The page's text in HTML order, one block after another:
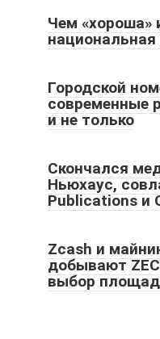
Чем «хороша»
Городской
современные
и не только
Скончался
Ньюхаус,
Publications и
Zcash и
добывают
выбор